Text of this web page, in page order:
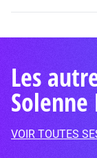
Les
Solenne
VOIR TOUTES